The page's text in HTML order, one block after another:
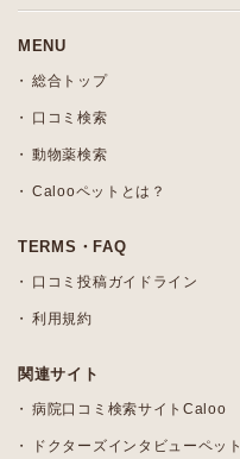
MENU
総合トップ
口コミ検索
動物薬検索
Calooペットとは？
TERMS・FAQ
口コミ投稿ガイドライン
利用規約
関連サイト
病院口コミ検索サイトCaloo
ドクターズインタビューペット